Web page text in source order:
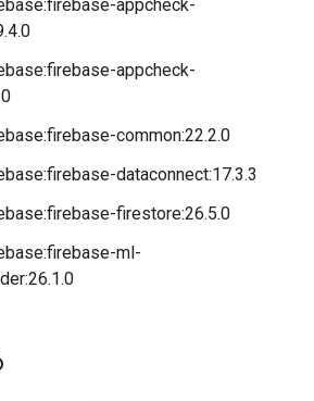
appcheck-
appcheck-
common:22.2.0
dataconnect:17.3.3
firestore:26.5.0
ml-